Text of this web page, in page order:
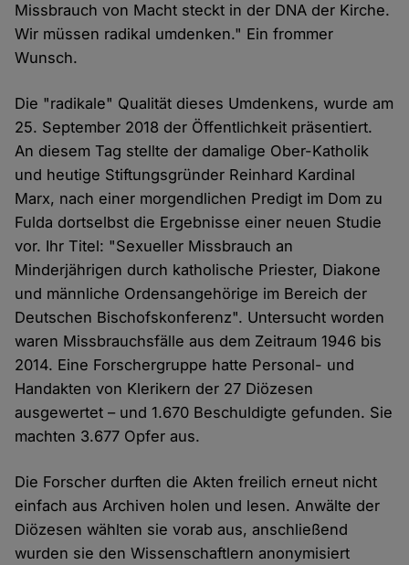
Missbrauch von Macht steckt in der DNA der Kirche.
Wir müssen radikal umdenken." Ein frommer
Wunsch.
Die "radikale" Qualität dieses Umdenkens, wurde am
25. September 2018 der Öffentlichkeit präsentiert.
An diesem Tag stellte der damalige Ober-Katholik
und heutige Stiftungsgründer Reinhard Kardinal
Marx, nach einer morgendlichen Predigt im Dom zu
Fulda dortselbst die Ergebnisse einer neuen Studie
vor. Ihr Titel: "Sexueller Missbrauch an
Minderjährigen durch katholische Priester, Diakone
und männliche Ordensangehörige im Bereich der
Deutschen Bischofskonferenz". Untersucht worden
waren Missbrauchsfälle aus dem Zeitraum 1946 bis
2014. Eine Forschergruppe hatte Personal- und
Handakten von Klerikern der 27 Diözesen
ausgewertet – und 1.670 Beschuldigte gefunden. Sie
machten 3.677 Opfer aus.
Die Forscher durften die Akten freilich erneut nicht
einfach aus Archiven holen und lesen. Anwälte der
Diözesen wählten sie vorab aus, anschließend
wurden sie den Wissenschaftlern anonymisiert